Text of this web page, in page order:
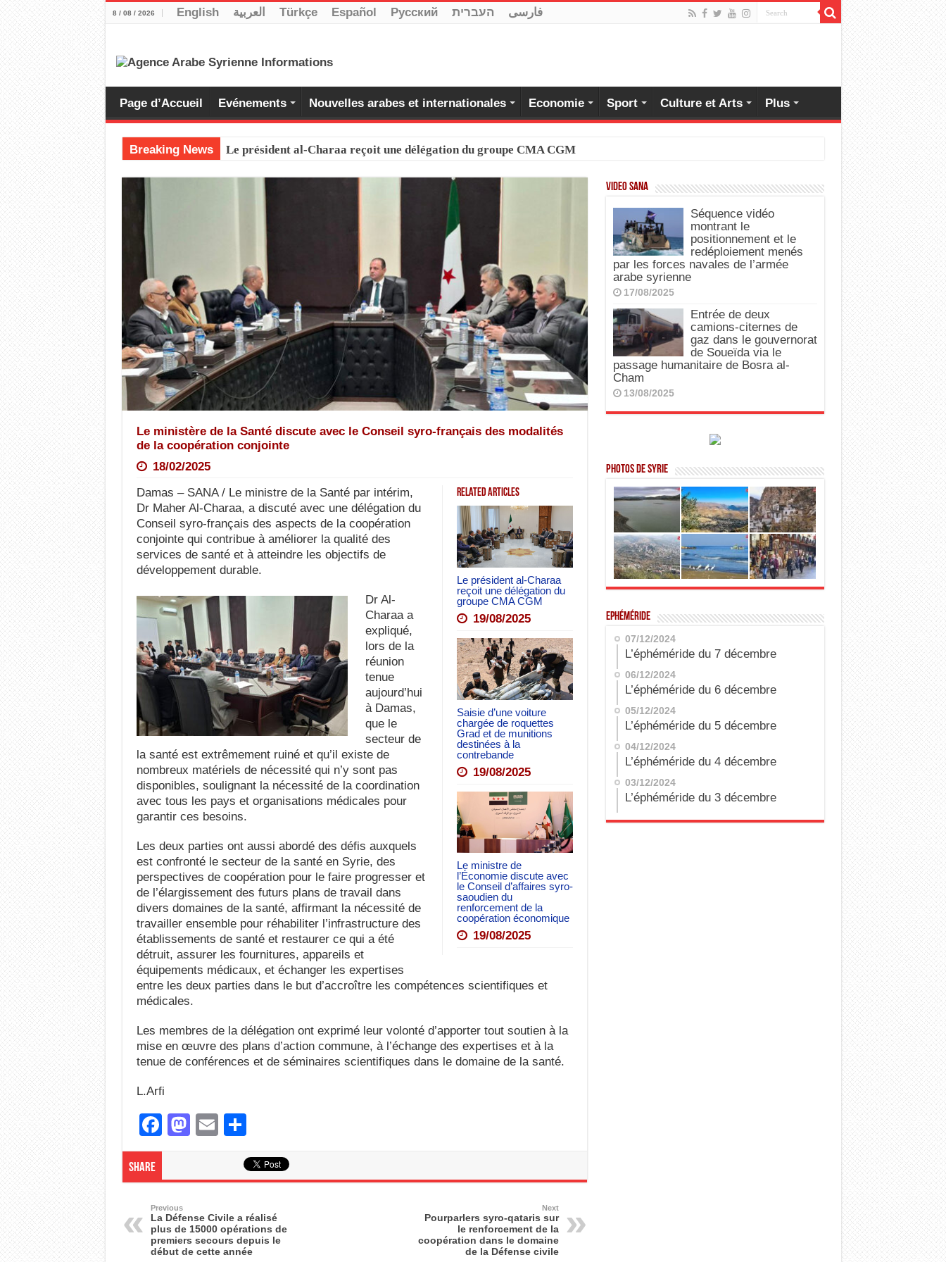
8 / 08 / 2026 English العربية Türkçe Español Pусский העברית فارسی
Page d’Accueil Evénements Nouvelles arabes et internationales Economie Sport Culture et Arts Plus
Breaking News Le président al-Charaa reçoit une délégation du groupe CMA CGM
Le ministère de la Santé discute avec le Conseil syro-français des modalités
de la coopération conjointe
18/02/2025
Related Articles
Le président al-Charaa
reçoit une délégation du
groupe CMA CGM
19/08/2025
Saisie d’une voiture
chargée de roquettes
Grad et de munitions
destinées à la
contrebande
19/08/2025
Le ministre de
l’Économie discute avec
le Conseil d’affaires syro-
saoudien du
renforcement de la
coopération économique
19/08/2025
Damas – SANA / Le ministre de la Santé par intérim,
Dr Maher Al-Charaa, a discuté avec une délégation du
Conseil syro-français des aspects de la coopération
conjointe qui contribue à améliorer la qualité des
services de santé et à atteindre les objectifs de
développement durable.
Dr Al-
Charaa a
expliqué,
lors de la
réunion
tenue
aujourd’hui
à Damas,
que le
secteur de
la santé est extrêmement ruiné et qu’il existe de
nombreux matériels de nécessité qui n’y sont pas
disponibles, soulignant la nécessité de la coordination
avec tous les pays et organisations médicales pour
garantir ces besoins.
Les deux parties ont aussi abordé des défis auxquels
est confronté le secteur de la santé en Syrie, des
perspectives de coopération pour le faire progresser et
de l’élargissement des futurs plans de travail dans
divers domaines de la santé, affirmant la nécessité de
travailler ensemble pour réhabiliter l’infrastructure des
établissements de santé et restaurer ce qui a été
détruit, assurer les fournitures, appareils et
équipements médicaux, et échanger les expertises
entre les deux parties dans le but d’accroître les compétences scientifiques et
médicales.
Les membres de la délégation ont exprimé leur volonté d’apporter tout soutien à la
mise en œuvre des plans d’action commune, à l’échange des expertises et à la
tenue de conférences et de séminaires scientifiques dans le domaine de la santé.
L.Arfi
F
a
b
o
M
d
o
E
ar
Share
Previous
La Défense Civile a réalisé
plus de 15000 opérations de
premiers secours depuis le
début de cette année
Next
Pourparlers syro-qataris sur
le renforcement de la
coopération dans le domaine
de la Défense civile
Video SANA
Séquence vidéo
montrant le
positionnement et le
redéploiement menés
par les forces navales de l’armée
arabe syrienne
17/08/2025
Entrée de deux
camions-citernes de
gaz dans le gouvernorat
de Soueïda via le
passage humanitaire de Bosra al-
Cham
13/08/2025
Photos de Syrie
Ephéméride
07/12/2024
L’éphéméride du 7 décembre
06/12/2024
L’éphéméride du 6 décembre
05/12/2024
L’éphéméride du 5 décembre
04/12/2024
L’éphéméride du 4 décembre
03/12/2024
L’éphéméride du 3 décembre